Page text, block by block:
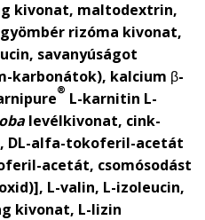
kivonat, maltodextrin,
rizóma kivonat,
savanyúságot
karbonátok), kalcium β-
® L-karnitin L-
levélkivonat, cink-
DL-alfa-tokoferil-acetát
acetát, csomósodást
L-valin, L-izoleucin,
kivonat, L-lizin